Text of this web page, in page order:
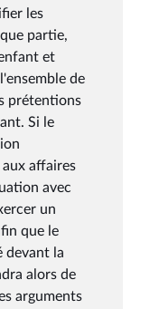
les
partie,
et
de
prétentions
Si le
affaires
avec
un
que le
devant la
alors de
arguments